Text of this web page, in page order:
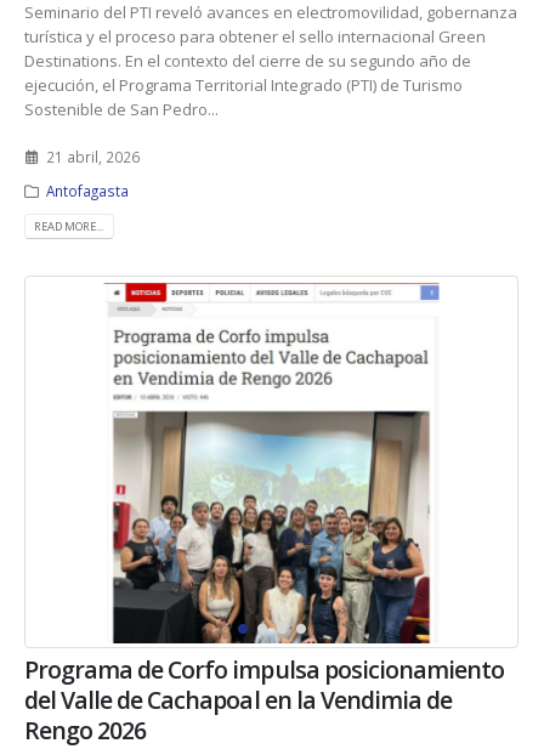
Seminario del PTI reveló avances en electromovilidad, gobernanza
turística y el proceso para obtener el sello internacional Green
Destinations. En el contexto del cierre de su segundo año de
ejecución, el Programa Territorial Integrado (PTI) de Turismo
Sostenible de San Pedro...
21 abril, 2026
Antofagasta
READ MORE...
Programa de Corfo impulsa posicionamiento
del Valle de Cachapoal en la Vendimia de
Rengo 2026